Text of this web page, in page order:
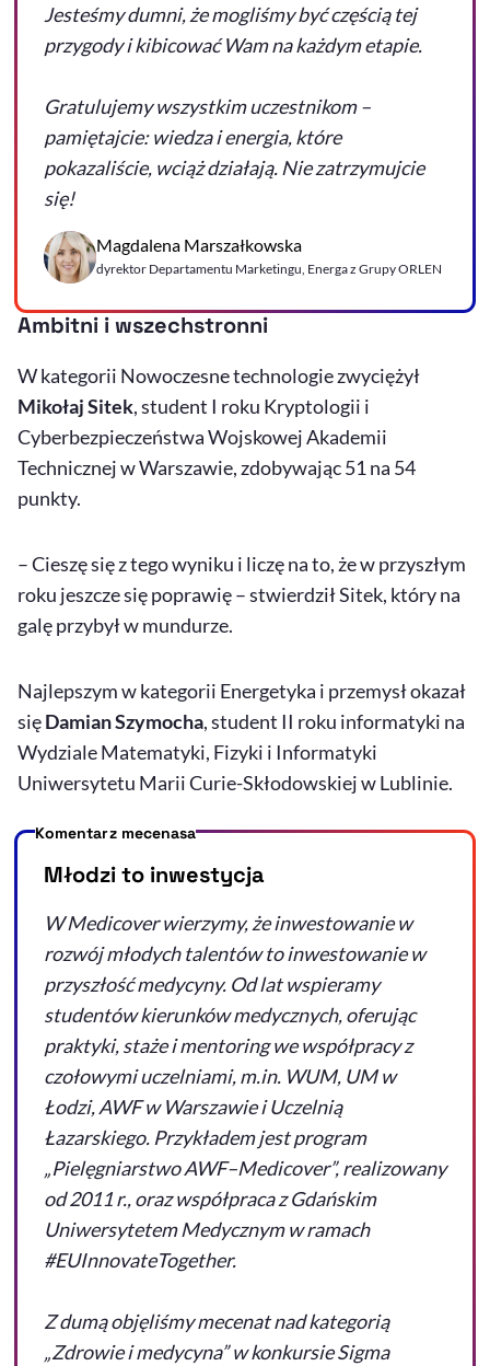
Jesteśmy dumni, że mogliśmy być częścią tej
przygody i kibicować Wam na każdym etapie.
Gratulujemy wszystkim uczestnikom –
pamiętajcie: wiedza i energia, które
pokazaliście, wciąż działają. Nie zatrzymujcie
się!
Magdalena Marszałkowska
dyrektor Departamentu Marketingu, Energa z Grupy ORLEN
Ambitni i wszechstronni
W kategorii Nowoczesne technologie zwyciężył
Mikołaj Sitek, student I roku Kryptologii i
Cyberbezpieczeństwa Wojskowej Akademii
Technicznej w Warszawie, zdobywając 51 na 54
punkty.
– Cieszę się z tego wyniku i liczę na to, że w przyszłym
roku jeszcze się poprawię – stwierdził Sitek, który na
galę przybył w mundurze.
Najlepszym w kategorii Energetyka i przemysł okazał
sięDamian Szymocha, student II roku informatyki na
Wydziale Matematyki, Fizyki i Informatyki
Uniwersytetu Marii Curie-Skłodowskiej w Lublinie.
Komentarz mecenasa
Młodzi to inwestycja
W Medicover wierzymy, że inwestowanie w
rozwój młodych talentów to inwestowanie w
przyszłość medycyny. Od lat wspieramy
studentów kierunków medycznych, oferując
praktyki, staże i mentoring we współpracy z
czołowymi uczelniami, m.in. WUM, UM w
Łodzi, AWF w Warszawie i Uczelnią
Łazarskiego. Przykładem jest program
„Pielęgniarstwo AWF–Medicover”, realizowany
od 2011 r., oraz współpraca z Gdańskim
Uniwersytetem Medycznym w ramach
#EUInnovateTogether.
Z dumą objęliśmy mecenat nad kategorią
„Zdrowie i medycyna” w konkursie Sigma